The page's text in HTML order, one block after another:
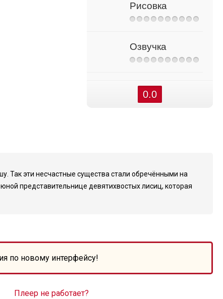
Рисовка
Озвучка
0.0
Так эти несчастные существа стали обречёнными на
представительнице девятихвостых лисиц, которая
по новому интерфейсу!
Плеер не работает?